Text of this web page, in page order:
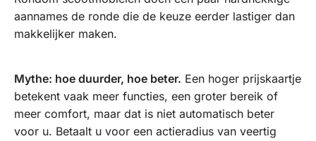
aannames de ronde die de keuze eerder lastiger dan
makkelijker maken.
Mythe: hoe duurder, hoe beter. Een hoger prijskaartje
betekent vaak meer functies, een groter bereik of
meer comfort, maar dat is niet automatisch beter
voor u. Betaalt u voor een actieradius van veertig